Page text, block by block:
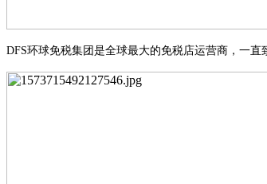
DFS环球免税集团是全球最大的免税店运营商，一